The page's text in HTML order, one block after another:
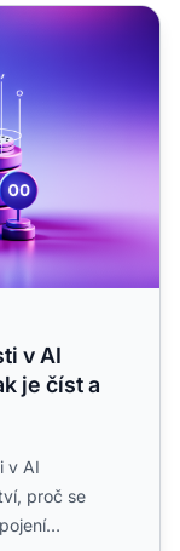
podle
v AI
je číst a
v AI
proč se